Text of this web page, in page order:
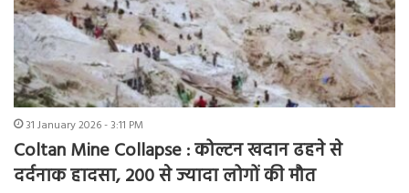
31 January 2026 - 3:11 PM
Coltan Mine Collapse : कोल्टन खदान ढहने से
दर्दनाक हादसा, 200 से ज्यादा लोगों की मौत